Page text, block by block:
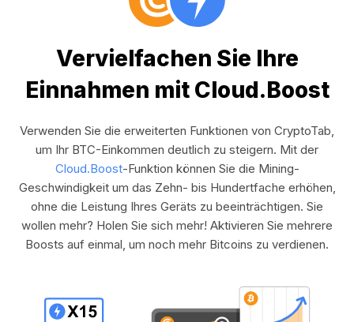
Vervielfachen Sie Ihre
Einnahmen mit Cloud.Boost
Verwenden Sie die erweiterten Funktionen von CryptoTab,
um Ihr BTC-Einkommen deutlich zu steigern. Mit der
Cloud.Boost-Funktion können Sie die Mining-
Geschwindigkeit um das Zehn- bis Hundertfache erhöhen,
ohne die Leistung Ihres Geräts zu beeinträchtigen. Sie
wollen mehr? Holen Sie sich mehr! Aktivieren Sie mehrere
Boosts auf einmal, um noch mehr Bitcoins zu verdienen.